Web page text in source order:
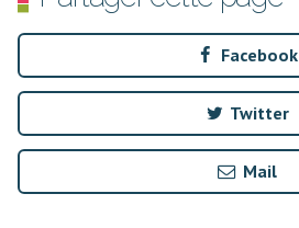
Facebook
Twitter
Mail